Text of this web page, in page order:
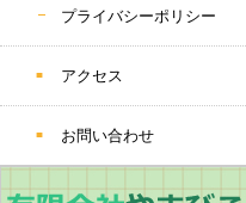
プライバシーポリシー
アクセス
お問い合わせ